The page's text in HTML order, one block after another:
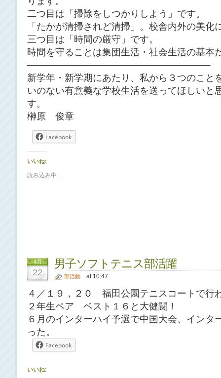
二つ目は「掃除をしつかりしよう」です。
「たかが清掃されど清掃」。校舎内外の美化
三つ目は「時間の厳守」です。
時間を守ることは集団生活・社会生活の基本
———————————————————–
新学年・新学期にあたり、私から３つのこと
いのない有意義な学校生活を送ってほしいと
す。
榊原 俊章
Facebook
いいね:
読み込み中…
4月
22
男子ソフトテニス部活躍
at 10:47
部活動
４／１９，２０ 福田公園テニスコートで行
２年生ペア ベスト１６と大健闘！
６月のインターハイ予選で中国大会、インタ
った。
Facebook
いいね: